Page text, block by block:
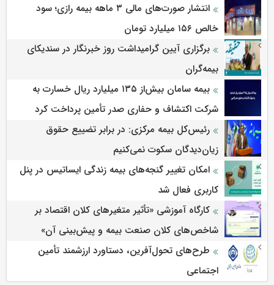
انتشار صورت‌های مالی ۳ ماهه بیمه رازی؛ سود
خالص ۱۵۶ میلیارد تومان
برگزاری آیین گرامیداشت روز خبرنگار در سندیکای
بیمه‌گران
بیمه سامان بیش‌از ۱۳۵ میلیارد ریال خسارت به
شرکت اکتشاف و حفاری صدر تأمین پرداخت کرد
رئیس‌کل بیمه مرکزی: در برابر تضییع حقوق
زیان‌دیدگان سکوت نمی‌کنیم
امکان تغییر گنجه‌های بیمه زندگی ایساتیس در پنل
کاربری فعال شد
كارگاه آموزشی «تأثیر متغیرهای كلان اقتصاد بر
شاخص‌های كلان صنعت بیمه و پیش‌بینی آن»
طرح‌های تحول‌آفرین، دستاورد ارزشمند تأمین
اجتماعی